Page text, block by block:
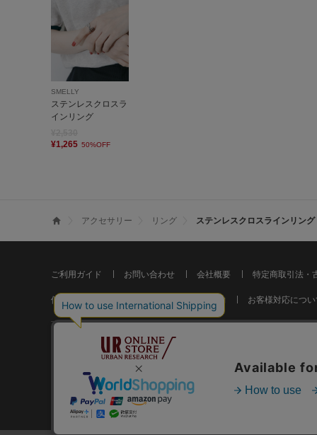
SMELLY
ステンレスクロスラ
インリング
¥1,265 50%OFF
アクセサリー リング ステンレスクロスラインリング
ご利用ガイド お問い合わせ 会社概要 特定商取引法・
個人情報の取り扱いについて ご利用規約 お客様対応につ